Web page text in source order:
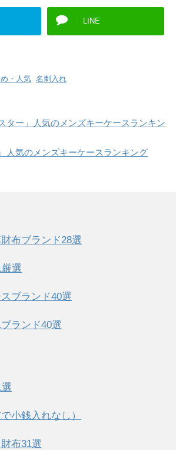
LINE
・人気 名刺入れ
ター」人気のメンズキーケースランキン
人気のメンズキーケースランキング
布ブランド28選
選
ブランド40選
ランド40選
小銭入れなし）
布31選